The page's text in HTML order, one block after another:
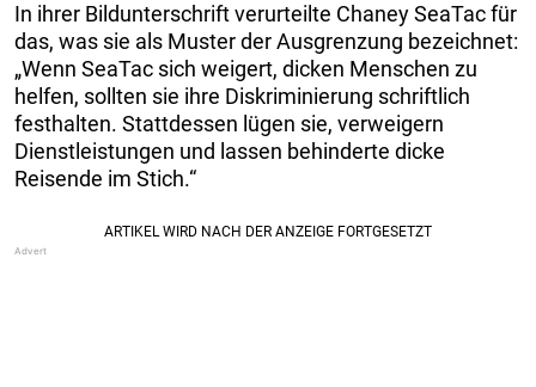
In ihrer Bildunterschrift verurteilte Chaney SeaTac für
das, was sie als Muster der Ausgrenzung bezeichnet:
„Wenn SeaTac sich weigert, dicken Menschen zu
helfen, sollten sie ihre Diskriminierung schriftlich
festhalten. Stattdessen lügen sie, verweigern
Dienstleistungen und lassen behinderte dicke
Reisende im Stich.“